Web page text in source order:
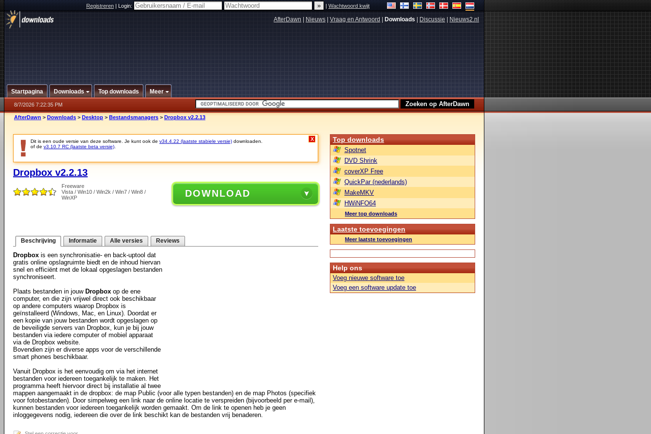
Registreren|Login: |Wachtwoord kwijt
AfterDawn Nieuws Vraag en Antwoord Downloads Discussie Nieuws2.nl
Startpagina Downloads Top downloads Meer
8/7/2026 7:22:35 PM
AfterDawn > Downloads > Desktop > Bestandsmanagers > Dropbox v2.2.13
Dit is een oude versie van deze software. Je kunt ook de v34.4.22 (laatste stabiele versie) downloaden.
of de v3.10.7 RC (laatste beta versie)
X
Dropbox v2.2.13
Freeware
Vista / Win10 / Win2k / Win7 / Win8 /
WinXP
DOWNLOAD
Beschrijving Informatie Alle versies Reviews
Dropbox is een synchronisatie- en back-uptool dat
gratis online opslagruimte biedt en de inhoud hiervan
snel en efficiënt met de lokaal opgeslagen bestanden
synchroniseert.
Plaats bestanden in jouw Dropbox op de ene
computer, en die zijn vrijwel direct ook beschikbaar
op andere computers waarop Dropbox is
geïnstalleerd (Windows, Mac, en Linux). Doordat er
een kopie van jouw bestanden wordt opgeslagen op
de beveiligde servers van Dropbox, kun je bij jouw
bestanden via iedere computer of mobiel apparaat
via de Dropbox website.
Bovendien zijn er diverse apps voor de verschillende
smart phones beschikbaar.
Vanuit Dropbox is het eenvoudig om via het internet
bestanden voor iedereen toegankelijk te maken. Het
programma heeft hiervoor direct bij installatie al twee
mappen aangemaakt in de dropbox: de map Public (voor alle typen bestanden) en de map Photos (specifiek
voor fotobestanden). Door simpelweg een link naar de online locatie te verspreiden (bijvoorbeeld per e-mail),
kunnen bestanden voor iedereen toegankelijk worden gemaakt. Om de link te openen heb je geen
inloggegevens nodig, iedereen die over de link beschikt kan de bestanden vrij benaderen.
Top downloads
Spotnet
DVD Shrink
coverXP Free
QuickPar (nederlands)
MakeMKV
HWiNFO64
Meer top downloads
Laatste toevoegingen
Meer laatste toevoegingen
Help ons
Voeg nieuwe software toe
Voeg een software update toe